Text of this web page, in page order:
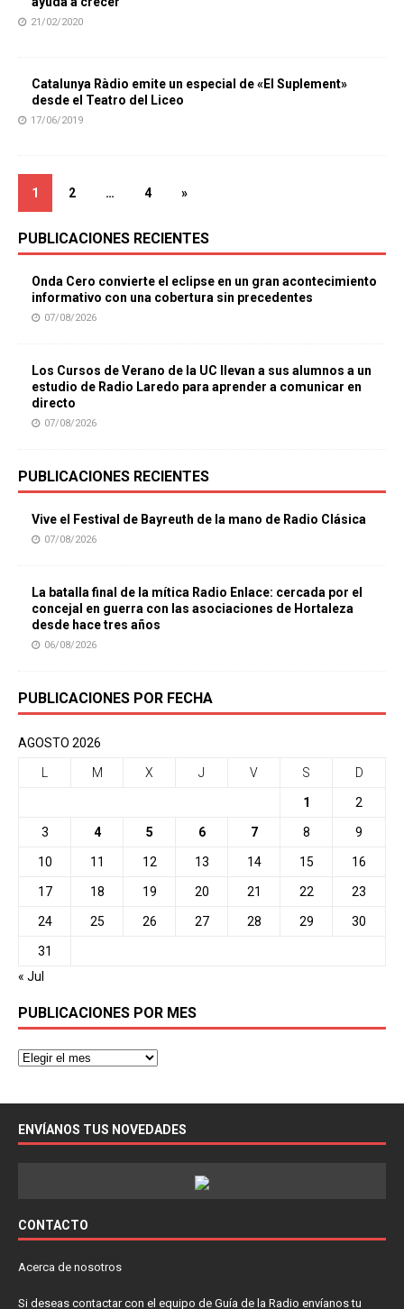
21/02/2020
Catalunya Ràdio emite un especial de «El Suplement»
desde el Teatro del Liceo
17/06/2019
1 2 … 4 »
PUBLICACIONES RECIENTES
Onda Cero convierte el eclipse en un gran acontecimiento
informativo con una cobertura sin precedentes
07/08/2026
Los Cursos de Verano de la UC llevan a sus alumnos a un
estudio de Radio Laredo para aprender a comunicar en
directo
07/08/2026
PUBLICACIONES RECIENTES
Vive el Festival de Bayreuth de la mano de Radio Clásica
07/08/2026
La batalla final de la mítica Radio Enlace: cercada por el
concejal en guerra con las asociaciones de Hortaleza
desde hace tres años
06/08/2026
PUBLICACIONES POR FECHA
AGOSTO 2026
M X J V S D
1 2
3 4 5 6 7 8 9
10 11 12 13 14 15 16
17 18 19 20 21 22 23
24 25 26 27 28 29 30
31
« Jul
PUBLICACIONES POR MES
ENVÍANOS TUS NOVEDADES
CONTACTO
Acerca de nosotros
Si deseas contactar con el equipo de Guía de la Radio envíanos tu